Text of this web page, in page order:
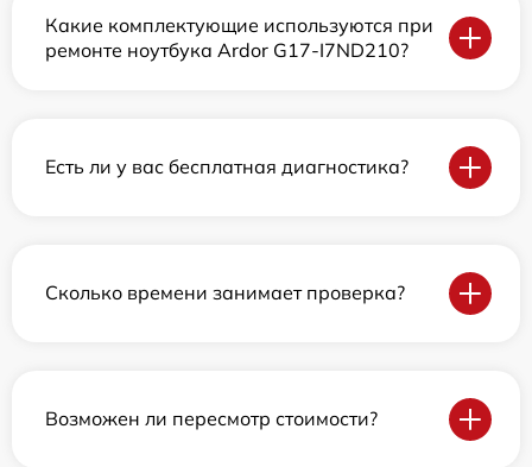
Какие комплектующие используются при
ремонте ноутбука Ardor G17-I7ND210?
Есть ли у вас бесплатная диагностика?
Сколько времени занимает проверка?
Возможен ли пересмотр стоимости?